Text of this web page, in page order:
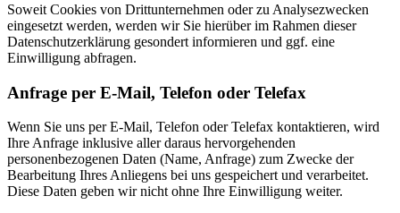
Soweit Cookies von Drittunternehmen oder zu Analysezwecken
eingesetzt werden, werden wir Sie hierüber im Rahmen dieser
Datenschutzerklärung gesondert informieren und ggf. eine
Einwilligung abfragen.
Anfrage per E-Mail, Telefon oder Telefax
Wenn Sie uns per E-Mail, Telefon oder Telefax kontaktieren, wird
Ihre Anfrage inklusive aller daraus hervorgehenden
personenbezogenen Daten (Name, Anfrage) zum Zwecke der
Bearbeitung Ihres Anliegens bei uns gespeichert und verarbeitet.
Diese Daten geben wir nicht ohne Ihre Einwilligung weiter.